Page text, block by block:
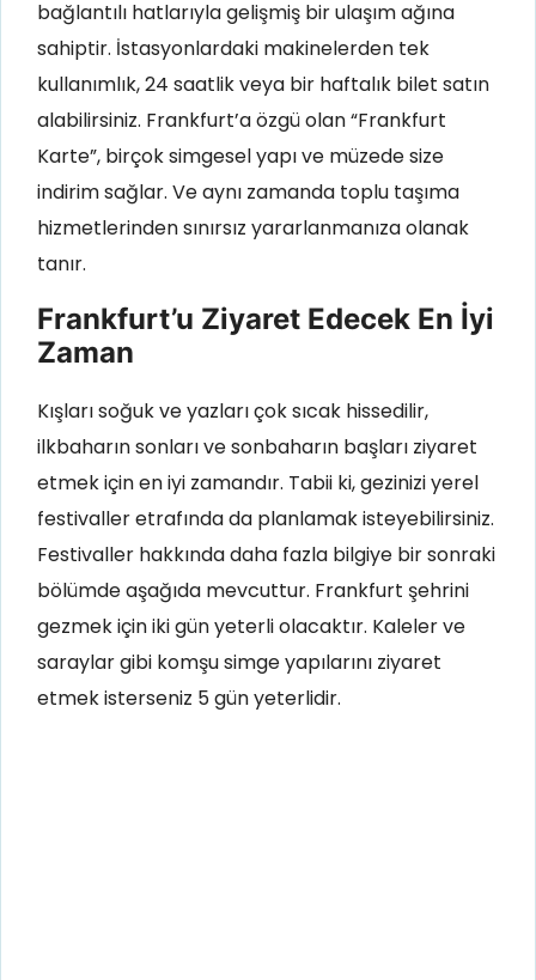
bağlantılı hatlarıyla gelişmiş bir ulaşım ağına
sahiptir. İstasyonlardaki makinelerden tek
kullanımlık, 24 saatlik veya bir haftalık bilet satın
alabilirsiniz. Frankfurt’a özgü olan “Frankfurt
Karte”, birçok simgesel yapı ve müzede size
indirim sağlar. Ve aynı zamanda toplu taşıma
hizmetlerinden sınırsız yararlanmanıza olanak
tanır.
Frankfurt’u Ziyaret Edecek En İyi
Zaman
Kışları soğuk ve yazları çok sıcak hissedilir,
ilkbaharın sonları ve sonbaharın başları ziyaret
etmek için en iyi zamandır. Tabii ki, gezinizi yerel
festivaller etrafında da planlamak isteyebilirsiniz.
Festivaller hakkında daha fazla bilgiye bir sonraki
bölümde aşağıda mevcuttur. Frankfurt şehrini
gezmek için iki gün yeterli olacaktır. Kaleler ve
saraylar gibi komşu simge yapılarını ziyaret
etmek isterseniz 5 gün yeterlidir.